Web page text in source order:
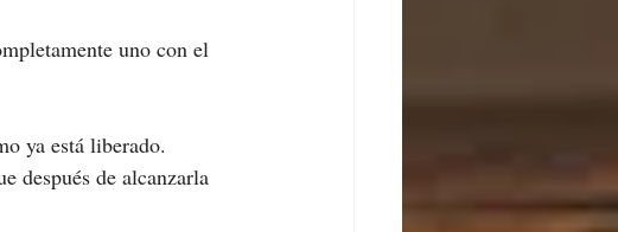
uno con el
ya está liberado.
después de alcanzarla